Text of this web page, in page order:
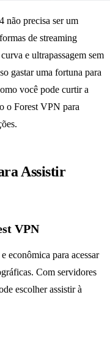
não precisa ser um
de streaming
e ultrapassagem sem
gastar uma fortuna para
você pode curtir a
o Forest VPN para
Assistir
VPN
econômica para acessar
Com servidores
escolher assistir à